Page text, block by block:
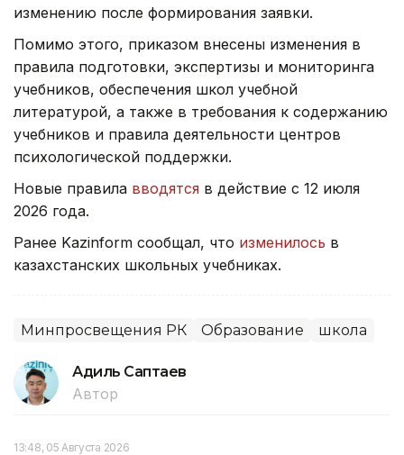
изменению после формирования заявки.
Помимо этого, приказом внесены изменения в
правила подготовки, экспертизы и мониторинга
учебников, обеспечения школ учебной
литературой, а также в требования к содержанию
учебников и правила деятельности центров
психологической поддержки.
Новые правила вводятся в действие с 12 июля
2026 года.
Ранее Kazinform сообщал, что изменилось в
казахстанских школьных учебниках.
Минпросвещения РК Образование школа
Адиль Саптаев
Автор
13:48, 05 Августа 2026